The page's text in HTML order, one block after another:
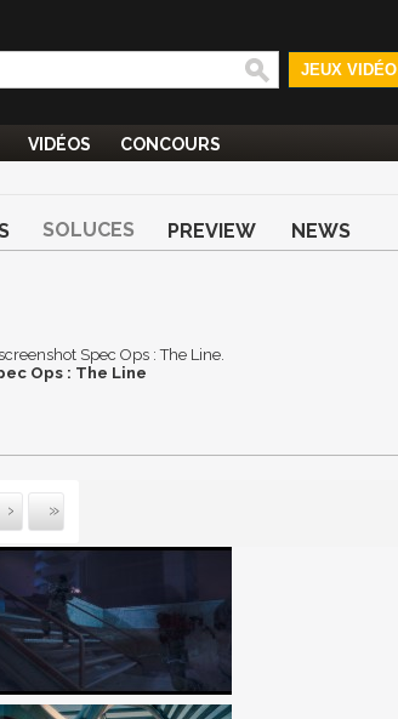
JEUX VIDÉO
VIDÉOS CONCOURS
SOLUCES PREVIEW NEWS
Spec Ops : The Line.
Ops : The Line